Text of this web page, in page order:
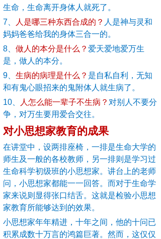
生命，生命离开身体人就死了。
7
人是哪三种东西合成的？ 人是神与灵和
妈妈爸爸给我的身体三合一的。
8
做人的本分是什么？ 爱天爱地爱万生
是，做人的本分。
9
生病的病理是什么？ 是自私自利，无知
和有鬼心眼招来的鬼附体人就生病了。
10
人怎么能一辈子不生病？ 对别人不要分
争，对万生要用爱合交往。
对小思想家教育的成果
在讲堂中，设两排座椅，一排是生命大学的
师生及一般的各校教师，另一排则是学习过
生命科学初级班的小思想家。讲台上的老师
问，小思想家都能一一回答。而对于生命学
家来说则显得张口结舌。这就是检验小思想
家教育所能够达到的效果。
小思想家年年精进，十年之间，他的十问已
积累成数十万言的鸿篇巨著。然而，这仅仅